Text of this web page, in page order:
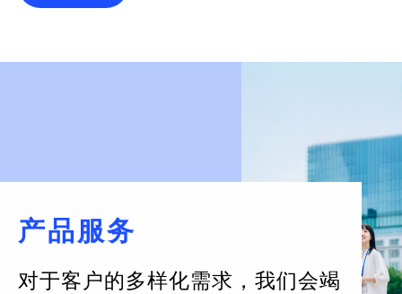
产品服务
对于客户的多样化需求， 我们会竭